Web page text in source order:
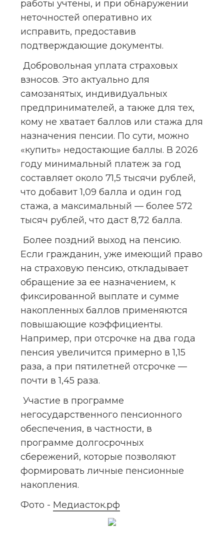
работы учтены, и при обнаружении
неточностей оперативно их
исправить, предоставив
подтверждающие документы.
взносов. Это актуально для
самозанятых, индивидуальных
предпринимателей, а также для тех,
кому не хватает баллов или стажа для
назначения пенсии. По сути, можно
«купить» недостающие баллы. В 2026
году минимальный платеж за год
составляет около 71,5 тысячи рублей,
что добавит 1,09 балла и один год
стажа, а максимальный — более 572
тысяч рублей, что даст 8,72 балла.
Если гражданин, уже имеющий право
на страховую пенсию, откладывает
обращение за ее назначением, к
фиксированной выплате и сумме
накопленных баллов применяются
повышающие коэффициенты.
Например, при отсрочке на два года
пенсия увеличится примерно в 1,15
раза, а при пятилетней отсрочке —
почти в 1,45 раза.
негосударственного пенсионного
обеспечения, в частности, в
программе долгосрочных
сбережений, которые позволяют
формировать личные пенсионные
накопления.
Фото - Медиасток.рф